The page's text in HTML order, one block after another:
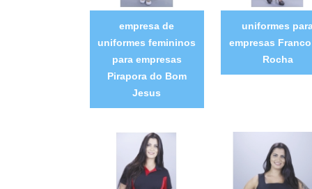
empresa de
uniformes femininos
para empresas
Pirapora do Bom
Jesus
uniformes
empresas
Rocha